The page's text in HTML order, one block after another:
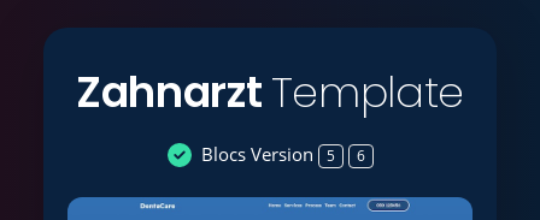
ZahnarztTemplate
Blocs Version 5 6